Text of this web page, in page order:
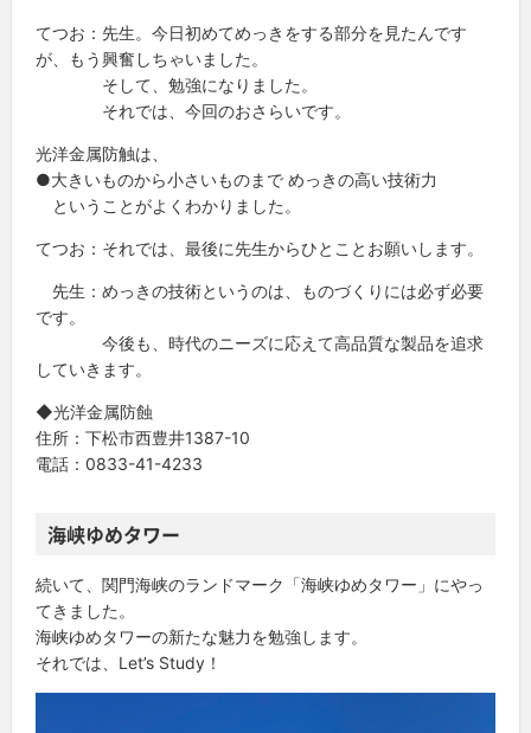
てつお：先生。今日初めてめっきをする部分を見たんです
が、もう興奮しちゃいました。
そして、勉強になりました。
それでは、今回のおさらいです。
光洋金属防触は、
●大きいものから小さいものまで めっきの高い技術力
ということがよくわかりました。
てつお：それでは、最後に先生からひとことお願いします。
先生：めっきの技術というのは、ものづくりには必ず必要
です。
今後も、時代のニーズに応えて高品質な製品を追求
していきます。
◆光洋金属防蝕
住所：下松市西豊井1387-10
電話：0833-41-4233
海峡ゆめタワー
続いて、関門海峡のランドマーク「海峡ゆめタワー」にやっ
てきました。
海峡ゆめタワーの新たな魅力を勉強します。
それでは、Let’s Study！